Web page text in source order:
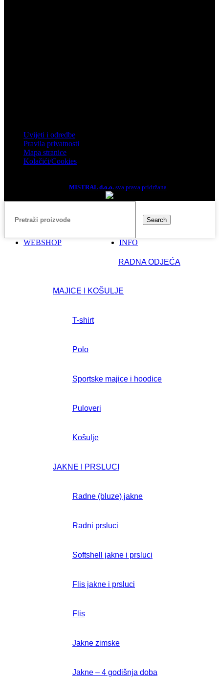
Uvijeti i odredbe
Pravila privatnosti
Mapa stranice
Kolačići/Cookies
MISTRAL d.o.o. sva prava pridržana
Search
INFO
WEBSHOP
RADNA ODJEĆA
MAJICE I KOŠULJE
T-shirt
Polo
Sportske majice i hoodice
Puloveri
Košulje
JAKNE I PRSLUCI
Radne (bluze) jakne
Radni prsluci
Softshell jakne i prsluci
Flis jakne i prsluci
Flis
Jakne zimske
Jakne – 4 godišnja doba